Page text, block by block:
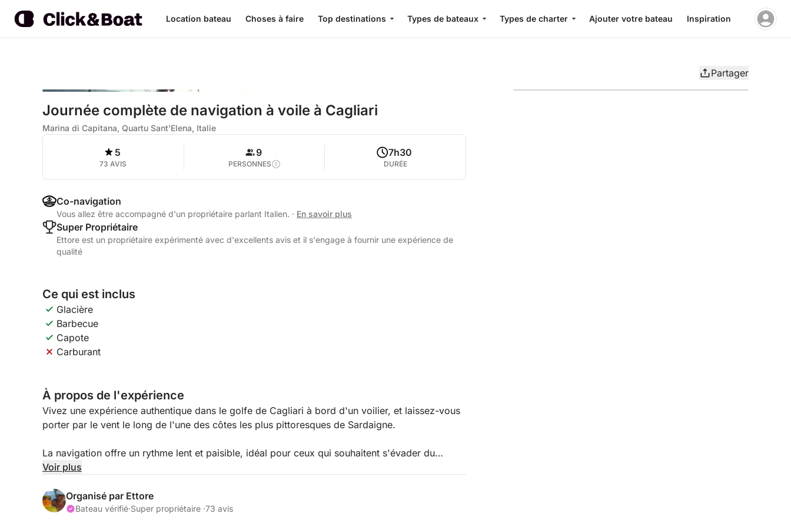
Location bateau Choses à faire Top destinations Types de bateaux Types de charter Ajouter votre bateau Inspiration
Partager
Journée complète de navigation à voile à Cagliari
Marina di Capitana, Quartu Sant'Elena, Italie
5
73 AVIS
9
PERSONNES
7h30
DURÉE
Co-navigation
Vous allez être accompagné d'un propriétaire parlant Italien. · En savoir plus
Super Propriétaire
Ettore est un propriétaire expérimenté avec d'excellents avis et il s'engage à fournir une expérience de
qualité
Ce qui est inclus
Glacière
Barbecue
Capote
Carburant
À propos de l'expérience
Vivez une expérience authentique dans le golfe de Cagliari à bord d'un voilier, et laissez-vous
porter par le vent le long de l'une des côtes les plus pittoresques de Sardaigne.
La navigation offre un rythme lent et paisible, idéal pour ceux qui souhaitent s'évader du
quotidien et se ressourcer au contact de la nature. Loin du bruit des moteurs, vous apprécierez
En journée, vous naviguerez le long de la côte, passant devant des falaises blanches et des
Voir plus
Organisé par Ettore
Bateau vérifié·Super propriétaire ·73 avis